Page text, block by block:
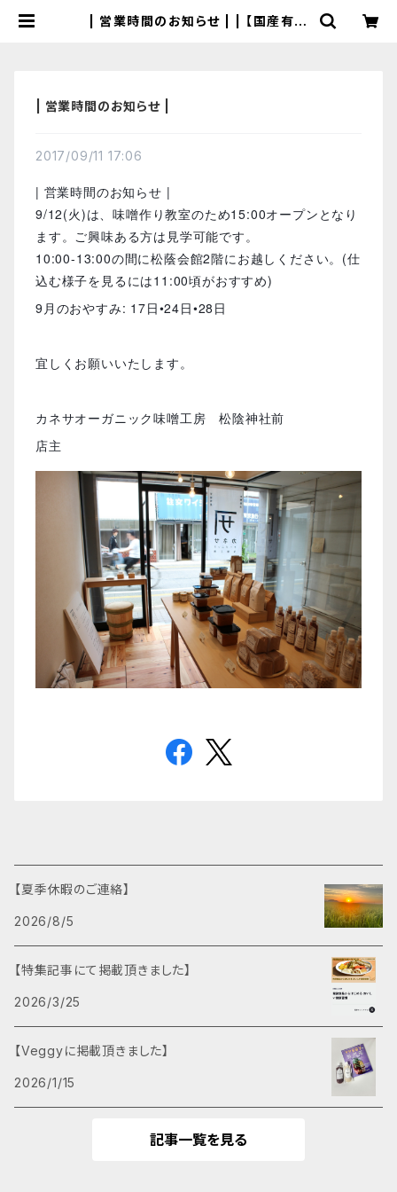
| 営業時間のお知らせ |
2017/09/11 17:06
| 営業時間のお知らせ |
9/12(火)は、味噌作り教室のため15:00オープンとなり
ます。ご興味ある方は見学可能です。
10:00-13:00の間に松蔭会館2階にお越しください。(仕
込む様子を見るには11:00頃がおすすめ)
9月のおやすみ: 17日•24日•28日
宜しくお願いいたします。
カネサオーガニック味噌工房 松陰神社前
店主
【夏季休暇のご連絡】
2026/8/5
【特集記事にて掲載頂きました】
2026/3/25
【Veggyに掲載頂きました】
2026/1/15
記事一覧を見る